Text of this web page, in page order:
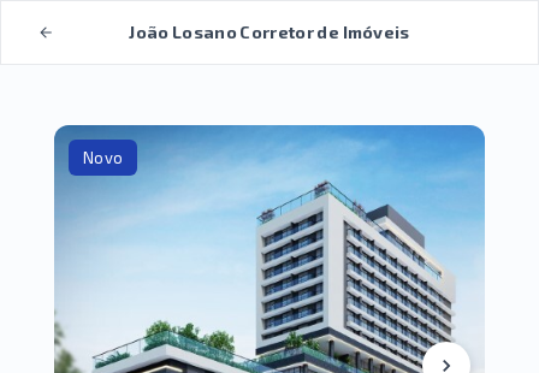
João Losano Corretor de Imóveis
Novo